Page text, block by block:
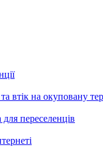
втік на окуповану
переселенців